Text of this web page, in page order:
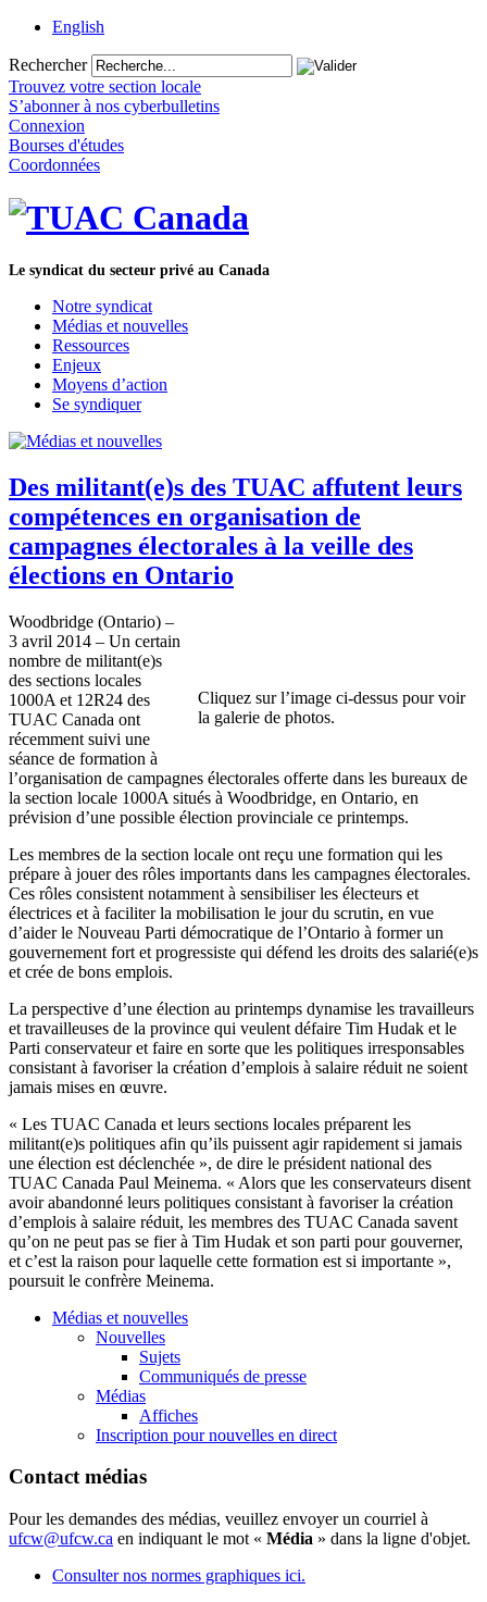
English
Rechercher
Trouvez votre section locale
S’abonner à nos cyberbulletins
Connexion
Bourses d'études
Coordonnées
Le syndicat du secteur privé au Canada
Notre syndicat
Médias et nouvelles
Ressources
Enjeux
Moyens d’action
Se syndiquer
Des militant(e)s des TUAC affutent leurs
compétences en organisation de
campagnes électorales à la veille des
élections en Ontario
Cliquez sur l’image ci-dessus pour voir
la galerie de photos.
Woodbridge (Ontario) –
3 avril 2014 – Un certain
nombre de militant(e)s
des sections locales
1000A et 12R24 des
TUAC Canada ont
récemment suivi une
séance de formation à
l’organisation de campagnes électorales offerte dans les bureaux de
la section locale 1000A situés à Woodbridge, en Ontario, en
prévision d’une possible élection provinciale ce printemps.
Les membres de la section locale ont reçu une formation qui les
prépare à jouer des rôles importants dans les campagnes électorales.
Ces rôles consistent notamment à sensibiliser les électeurs et
électrices et à faciliter la mobilisation le jour du scrutin, en vue
d’aider le Nouveau Parti démocratique de l’Ontario à former un
gouvernement fort et progressiste qui défend les droits des salarié(e)s
et crée de bons emplois.
La perspective d’une élection au printemps dynamise les travailleurs
et travailleuses de la province qui veulent défaire Tim Hudak et le
Parti conservateur et faire en sorte que les politiques irresponsables
consistant à favoriser la création d’emplois à salaire réduit ne soient
jamais mises en œuvre.
« Les TUAC Canada et leurs sections locales préparent les
militant(e)s politiques afin qu’ils puissent agir rapidement si jamais
une élection est déclenchée », de dire le président national des
TUAC Canada Paul Meinema. « Alors que les conservateurs disent
avoir abandonné leurs politiques consistant à favoriser la création
d’emplois à salaire réduit, les membres des TUAC Canada savent
qu’on ne peut pas se fier à Tim Hudak et son parti pour gouverner,
et c’est la raison pour laquelle cette formation est si importante »,
poursuit le confrère Meinema.
Médias et nouvelles
Nouvelles
Sujets
Communiqués de presse
Médias
Affiches
Inscription pour nouvelles en direct
Contact médias
Pour les demandes des médias, veuillez envoyer un courriel à
ufcw@ufcw.ca en indiquant le mot « Média » dans la ligne d'objet.
Consulter nos normes graphiques ici.